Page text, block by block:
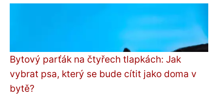
Bytový parťák na čtyřech tlapkách: Jak
vybrat psa, který se bude cítit jako doma v
bytě?